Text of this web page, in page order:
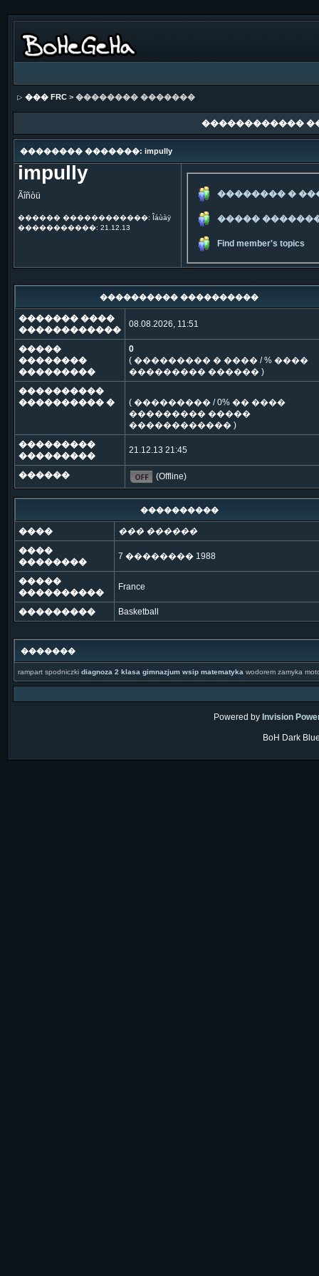
��� FRC> �������� �������
������������
�������� �������: impully
impully
Ãîñòü
������ ������������: Îáùàÿ
�����������: 21.12.13
�������� �
�����
Find member's topics
���������� ����������
������� ����
������������
08.08.2026, 11:51
�����
��������
���������
0
( ��������� � ���� / % ����
��������� ������ )
����������
���������� �
( ��������� / 0% �� ����
��������� �����
������������ )
���������
���������
21.12.13 21:45
������ (Offline)
����������
����
��� ������
����
��������
7 �������� 1988
�����
����������
France
��������� Basketball
�������
rampart spodniczki diagnoza 2 klasa gimnazjum wsip matematyka wodorem zamyka
Powered by Invision
BoH Dark